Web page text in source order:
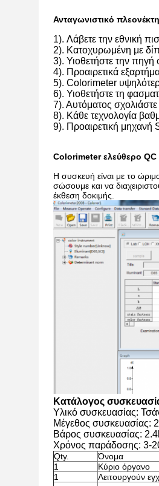
Ανταγωνιστικό
1). Λάβετε την εθνική
2). Κατοχυρωμένη με
3). Υιοθετήστε την
4). Προαιρετικά
5). Colorimeter
6). Υιοθετήστε τη
7). Αυτόματος
8). Κάθε τεχνολογία
9). Προαιρετική μηχανή
Colorimeter ελεύθερο
Η συσκευή είναι με το
σώσουμε και να
έκθεση δοκιμής.
Κατάλογος
Υλικό συσκευασίας:
Μέγεθος συσκευασίας:
Βάρος συσκευασίας:
Χρόνος παράδοσης: 3-
Qty. Όνομα
1
Κύριο όργανο
1
Λειτουργούν